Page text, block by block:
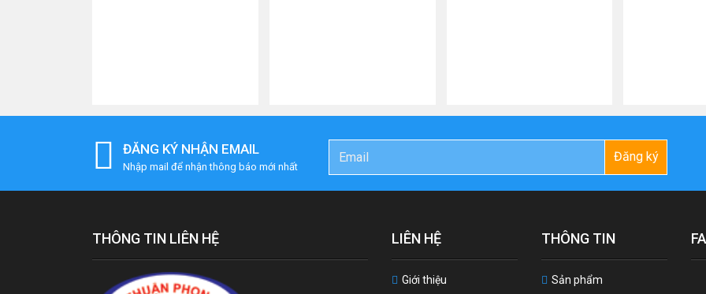
ĐĂNG KÝ NHẬN EMAIL
Nhập mail để nhận thông báo mới nhất
Đăng ký
THÔNG TIN LIÊN HỆ LIÊN HỆ
Giới thiệu
THÔNG TIN
Sản phẩm